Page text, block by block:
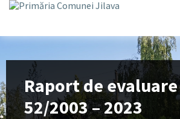
Raport de
52/2003 – 2023